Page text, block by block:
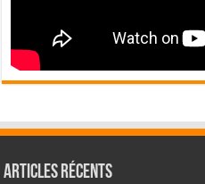
Articles récents